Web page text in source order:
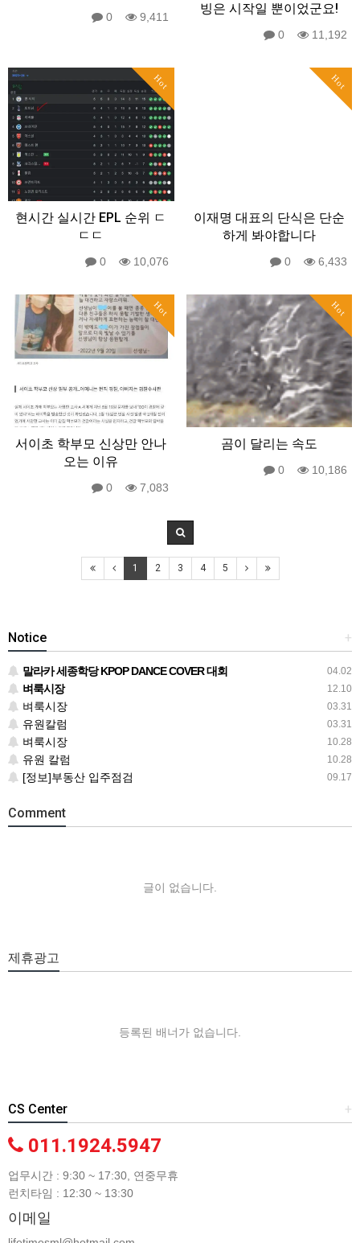
0 9,411
빙은 시작일 뿐이었군요!
0 11,192
Hot
현시간 실시간 EPL 순위 ㄷ
ㄷㄷ
0 10,076
Hot
이재명 대표의 단식은 단순
하게 봐야합니다
0 6,433
Hot
서이초 학부모 신상만 안나
오는 이유
0 7,083
Hot
곰이 달리는 속도
0 10,186
1 2 3 4 5
+
Notice
04.02
말라카 세종학당 KPOP DANCE COVER 대회
12.10
벼룩시장
03.31
벼룩시장
03.31
유원칼럼
10.28
벼룩시장
10.28
유원 칼럼
09.17
[정보]부동산 입주점검
Comment
글이 없습니다.
제휴광고
등록된 배너가 없습니다.
+
CS Center
011.1924.5947
업무시간 : 9:30 ~ 17:30, 연중무휴
런치타임 : 12:30 ~ 13:30
이메일